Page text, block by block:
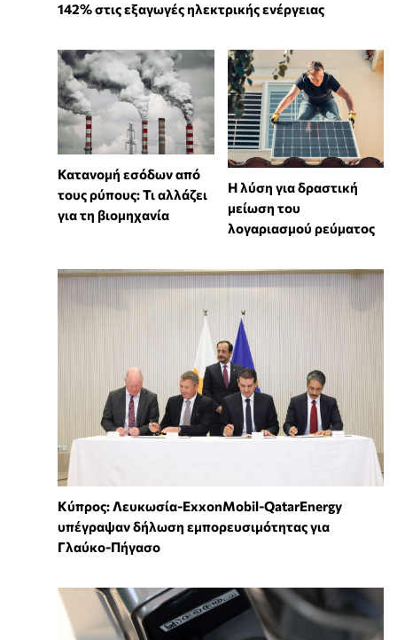
142% στις εξαγωγές ηλεκτρικής ενέργειας
Κατανομή εσόδων από
τους ρύπους: Τι αλλάζει
για τη βιομηχανία
Η λύση για δραστική
μείωση του
λογαριασμού ρεύματος
Κύπρος: Λευκωσία-ExxonMobil-QatarEnergy
υπέγραψαν δήλωση εμπορευσιμότητας για
Γλαύκο-Πήγασο